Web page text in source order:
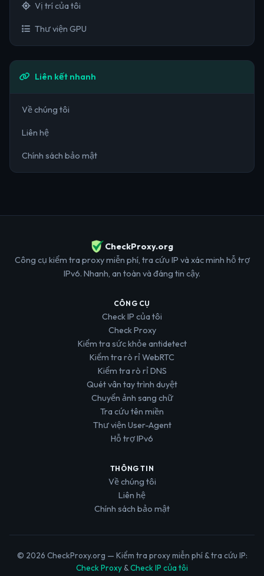
Vị trí của tôi
Thư viện GPU
Liên kết nhanh
Về chúng tôi
Liên hệ
Chính sách bảo mật
CheckProxy.org
Công cụ kiểm tra proxy miễn phí, tra cứu IP và xác minh hỗ trợ
IPv6. Nhanh, an toàn và đáng tin cậy.
CÔNG CỤ
Check IP của tôi
Check Proxy
Kiểm tra sức khỏe antidetect
Kiểm tra rò rỉ WebRTC
Kiểm tra rò rỉ DNS
Quét vân tay trình duyệt
Chuyển ảnh sang chữ
Tra cứu tên miền
Thư viện User-Agent
Hỗ trợ IPv6
THÔNG TIN
Về chúng tôi
Liên hệ
Chính sách bảo mật
© 2026 CheckProxy.org — Kiểm tra proxy miễn phí & tra cứu IP:
Check Proxy &Check IP của tôi